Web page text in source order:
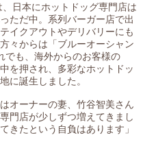
日本にホットドッグ専門店は
ただ中。系列バーガー店で出
イクアウトやデリバリーにも
々からは「ブルーオーシャン
でも、海外からのお客様の
を押され、多彩なホットドッ
に誕生しました。
オーナーの妻、竹谷智美さん
門店が少しずつ増えてきまし
きたという自負はあります」